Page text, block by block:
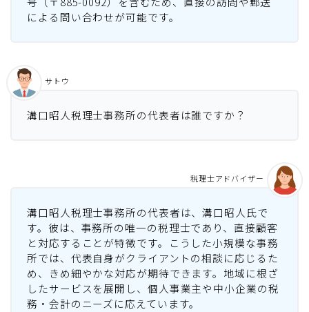
による問い合わせが可能です。
溝口昭人税理士事務所の代表者は誰ですか？
サトウ
溝口昭人税理士事務所の代表者は、溝口昭人氏で
す。彼は、事務所の唯一の税理士であり、直接顧客
と対応することが特徴です。こうした小規模な事務
所では、代表自身がクライアントの相談に応じるた
め、きめ細やかな対応が期待できます。地域に根ざ
したサービスを展開し、個人事業主や中小企業の税
務・会計のニーズに応えています。
税理士アドバイザー